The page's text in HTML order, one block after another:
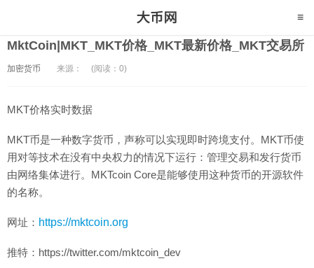
MktCoin|MKT_MKT价格_MKT最新价格_MKT交易所
加密货币 来源： (阅读：0)
MKT价格实时数据
MKT币是一种数字货币，声称可以实现即时跨境支付。MKT币使
用对等技术在没有中央权力的情况下运行：管理交易和发行货币
由网络集体进行。MKTcoin Core是能够使用这种货币的开源软件
的名称。
网址： https://mktcoin.org
推特：https://twitter.com/mktcoin_dev